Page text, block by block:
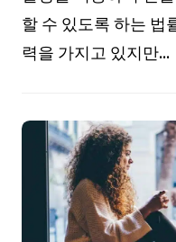
할 수 있도록 하는 법
력을 가지고 있지만...